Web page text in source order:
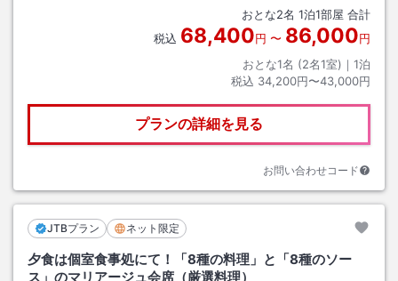
おとな2名 1泊1部屋 合計
税込 68,400円 〜 86,000円
おとな1名 (2名1室)｜ 1泊
税込 34,200円〜43,000円
プランの詳細を見る
お問い合わせコード
JTBプラン ネット限定
夕食は個室食事処にて！「8種の料理」と「8種のソー
ス」のマリアージュ会席（厳選料理）